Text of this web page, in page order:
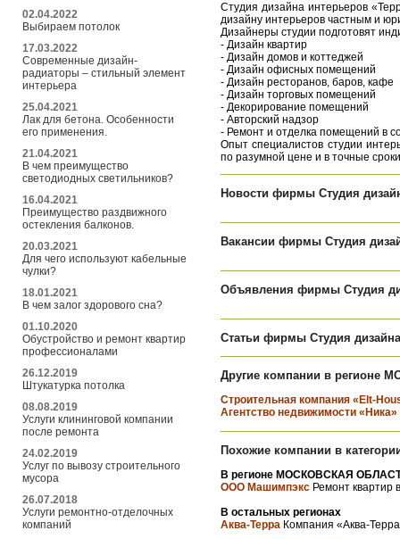
02.04.2022
Выбираем потолок
17.03.2022
Современные дизайн-
радиаторы – стильный элемент
интерьера
25.04.2021
Лак для бетона. Особенности
его применения.
21.04.2021
В чем преимущество
светодиодных светильников?
16.04.2021
Преимущество раздвижного
остекления балконов.
20.03.2021
Для чего используют кабельные
чулки?
18.01.2021
В чем залог здорового сна?
01.10.2020
Обустройство и ремонт квартир
профессионалами
26.12.2019
Штукатурка потолка
08.08.2019
Услуги клининговой компании
после ремонта
24.02.2019
Услуг по вывозу строительного
мусора
26.07.2018
Услуги ремонтно-отделочных
компаний
Студия дизайна интерьеров
дизайну интерьеров частным и
Дизайнеры студии подготовят
- Дизайн квартир
- Дизайн домов и коттеджей
- Дизайн офисных помещений
- Дизайн ресторанов, баров, кафе
- Дизайн торговых помещений
- Декорирование помещений
- Авторский надзор
- Ремонт и отделка помещений в
Опыт специалистов студии
по разумной цене и в точные
Новости фирмы Студия
Вакансии фирмы Студия
Объявления фирмы Студия
Статьи фирмы Студия
Другие компании в регионе
Строительная компания «Elt-
Агентство недвижимости «Ника»
Похожие компании в
В регионе МОСКОВСКАЯ
ООО Машимпэкс Ремонт квартир
В остальных регионах
Аква-Терра Компания «Аква-